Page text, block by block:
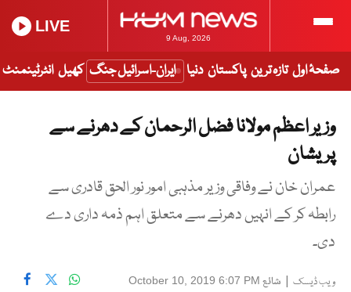
9 Aug, 2026
LIVE
صفحۂ اول تازہ ترین پاکستان دنیا ایران-اسرائیل جنگ کھیل انٹرٹینمنٹ
وزیر اعظم مولانا فضل الرحمان کے دھرنے سے
پریشان
عمران خان نے وفاقی وزیر مذہبی امور نور الحق قادری سے
رابطہ کر کے انہیں دھرنے سے متعلق اہم ذمہ داری دے
دی۔
ویب ڈیسک | شائع October 10, 2019 6:07 PM